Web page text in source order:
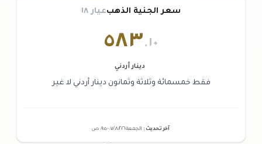
سعر الجنية الذهبعيار ١٨
٥٨٣.١٠
دينار أردني
فقط خمسمائة وثلاثة وثمانون دينار أردني لا غير
آخر تحديث : الجمعة ٠٧ /٠٨/٢٠٢٦ - ٠٩:٠٥ ص